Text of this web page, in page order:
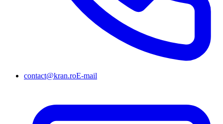
contact@kran.roE-mail